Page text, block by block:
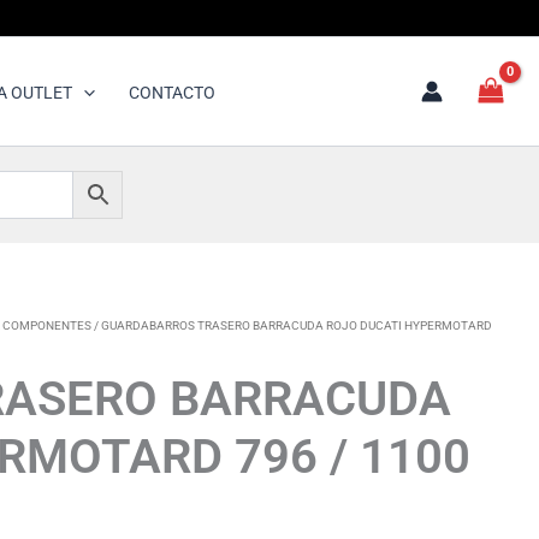
OUTLET CONTACTO
/ GUARDABARROS TRASERO BARRACUDA ROJO DUCATI HYPERMOTARD
BARRACUDA
796 / 1100